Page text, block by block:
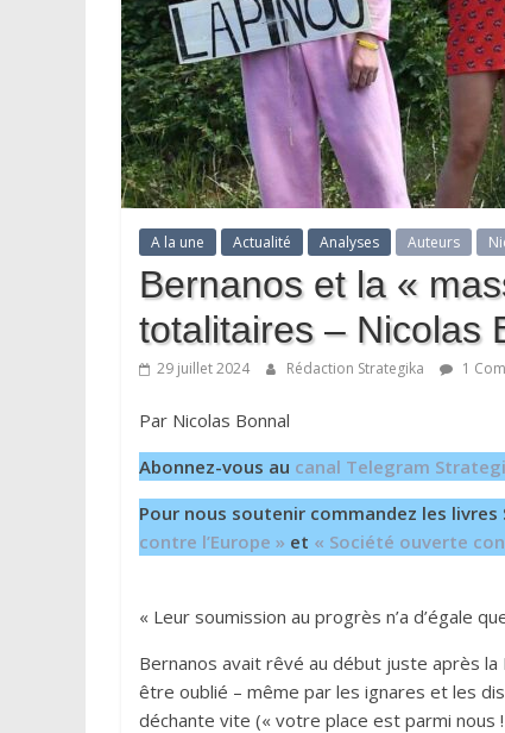
A la une Actualité Analyses Auteurs
Bernanos et la «
totalitaires – Nicolas
29 juillet 2024 Rédaction Strategika 1
Par Nicolas Bonnal
Abonnez-vous au canal Telegram
Pour nous soutenir commandez les livres
contre l’Europe » et « Société ouverte
« Leur soumission au progrès n’a d’égale
Bernanos avait rêvé au début juste après
être oublié – même par les ignares et les
déchante vite (« votre place est parmi nous